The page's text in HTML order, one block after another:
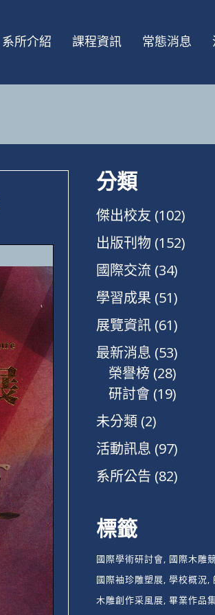
系所介紹 課程資訊 常態消息
分類
傑出校友 (102)
出版刊物 (152)
國際交流 (34)
學習成果 (51)
展覽資訊 (61)
最新消息 (53)
榮譽榜 (28)
研討會 (19)
未分類 (2)
活動訊息 (97)
系所公告 (82)
標籤
國際學術研討會 國際木雕
國際袖珍雕塑展 學校概況
木雕創作采風展 畢業作品